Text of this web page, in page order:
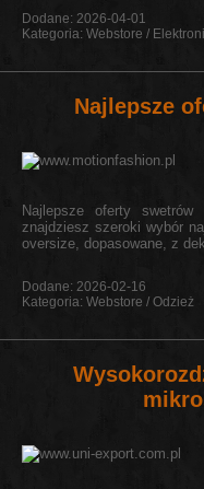
Dodane: 2026-04-01
Kategoria: Webstore /
Najlepsze
Najlepsze oferty
znajdziesz szeroki wybór
oversize, dopasowane, z
Dodane: 2026-02-16
Kategoria: Webstore / Odzież
Wysokorozdzielczy obraz próbek